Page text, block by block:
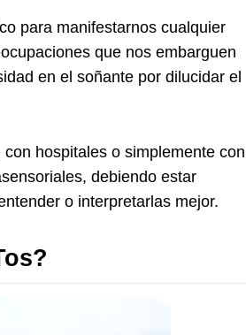
para manifestarnos cualquier
que nos embarguen
en el soñante por dilucidar el
hospitales o simplemente con
debiendo estar
o interpretarlas mejor.